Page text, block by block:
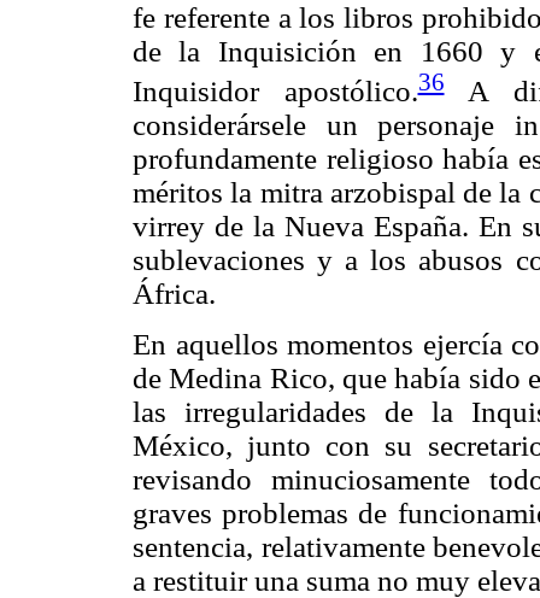
fe referente a los libros
de la Inquisición en 1660 y
Inquisidor apostólico.36A
considerársele un personaje
profundamente religioso había
méritos la mitra arzobispal de la
virrey de la Nueva España. En
sublevaciones y a los abusos
África.
En aquellos momentos ejercía
de Medina Rico, que había sido
las irregularidades de la
México, junto con su
revisando minuciosamente
graves problemas de
sentencia, relativamente
a restituir una suma no muy